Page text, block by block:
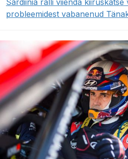
probleemidest vabanenud